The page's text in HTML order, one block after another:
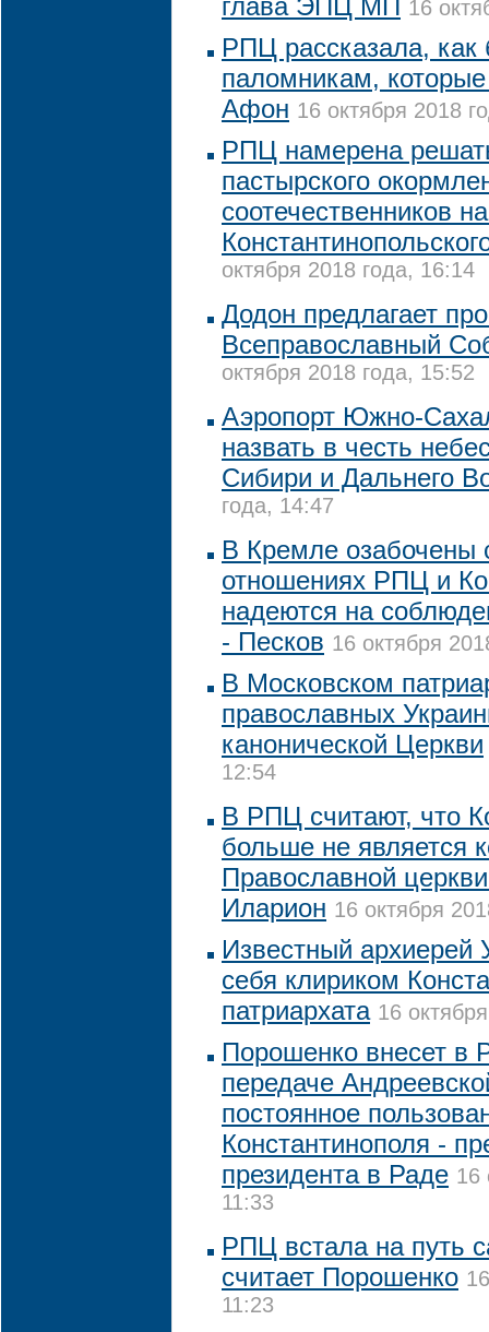
глава ЭПЦ МП 16
РПЦ рассказала, как
паломникам,
Афон 16 октября 2018
РПЦ намерена
пастырского
соотечественников
октября 2018 года, 16:14
Додон предлагает
Всеправославный
октября 2018 года, 15:52
Аэропорт Южно-
назвать в честь
Сибири и Дальнего
года, 14:47
В Кремле озабочены
отношениях РПЦ и
надеются на
- Песков 16 октября
В Московском
православных
канонической Церкви
12:54
В РПЦ считают, что
больше не является
Православной
Иларион 16 октября
Известный
себя клириком
патриархата 16
Порошенко внесет в
передаче
постоянное
Константинополя -
президента в Раде 16
11:33
РПЦ встала на путь
считает Порошенко
11:23